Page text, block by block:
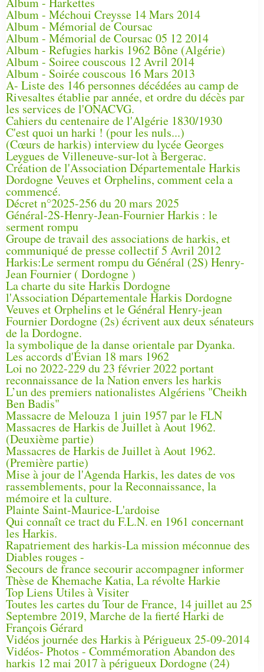
Album - Méchoui Creysse 14 Mars 2014
Album - Mémorial de Coursac
Album - Mémorial de Coursac 05 12 2014
Album - Refugies harkis 1962 Bône (Algérie)
Album - Soiree couscous 12 Avril 2014
Album - Soirée couscous 16 Mars 2013
A- Liste des 146 personnes décédées au camp de
Rivesaltes établie par année, et ordre du décès par
les services de l'ONACVG.
Cahiers du centenaire de l'Algérie 1830/1930
C'est quoi un harki ! (pour les nuls...)
(Cœurs de harkis) interview du lycée Georges
Leygues de Villeneuve-sur-lot à Bergerac.
Création de l'Association Départementale Harkis
Dordogne Veuves et Orphelins, comment cela a
commencé.
Décret n°2025-256 du 20 mars 2025
Général-2S-Henry-Jean-Fournier Harkis : le
serment rompu
Groupe de travail des associations de harkis, et
communiqué de presse collectif 5 Avril 2012
Harkis:Le serment rompu du Général (2S) Henry-
Jean Fournier ( Dordogne )
La charte du site Harkis Dordogne
l'Association Départementale Harkis Dordogne
Veuves et Orphelins et le Général Henry-jean
Fournier Dordogne (2s) écrivent aux deux sénateurs
de la Dordogne.
la symbolique de la danse orientale par Dyanka.
Les accords d'Évian 18 mars 1962
Loi no 2022-229 du 23 février 2022 portant
reconnaissance de la Nation envers les harkis
L’un des premiers nationalistes Algériens "Cheikh
Ben Badis"
Massacre de Melouza 1 juin 1957 par le FLN
Massacres de Harkis de Juillet à Aout 1962.
(Deuxième partie)
Massacres de Harkis de Juillet à Aout 1962.
(Première partie)
Mise à jour de l'Agenda Harkis, les dates de vos
rassemblements, pour la Reconnaissance, la
mémoire et la culture.
Plainte Saint-Maurice-L'ardoise
Qui connaît ce tract du F.L.N. en 1961 concernant
les Harkis.
Rapatriement des harkis-La mission méconnue des
Diables rouges -
Secours de france secourir accompagner informer
Thèse de Khemache Katia, La révolte Harkie
Top Liens Utiles à Visiter
Toutes les cartes du Tour de France, 14 juillet au 25
Septembre 2019, Marche de la fierté Harki de
François Gérard
Vidéos journée des Harkis à Périgueux 25-09-2014
Vidéos- Photos - Commémoration Abandon des
harkis 12 mai 2017 à périgueux Dordogne (24)